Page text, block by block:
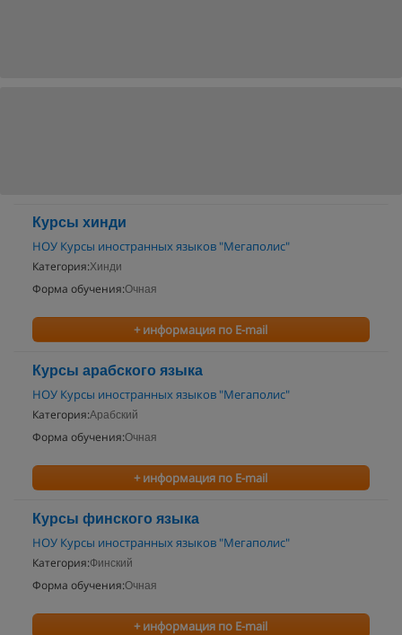
Курсы хинди
НОУ Курсы иностранных языков "Мегаполис"
Категория:Хинди
Форма обучения:Очная
+ информация по E-mail
Курсы арабского языка
НОУ Курсы иностранных языков "Мегаполис"
Категория:Арабский
Форма обучения:Очная
+ информация по E-mail
Курсы финского языка
НОУ Курсы иностранных языков "Мегаполис"
Категория:Финский
Форма обучения:Очная
+ информация по E-mail